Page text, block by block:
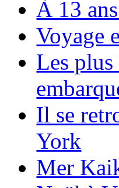
À 13
Voyage
Les plus
Il se
York
Mer